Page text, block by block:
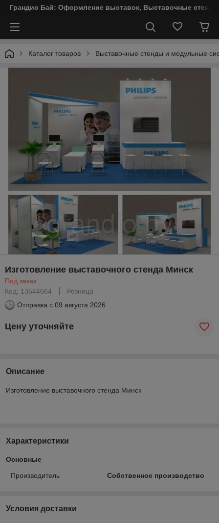
Грандио Бай: Оформление выставок, Выставочные
Каталог товаров Выставочные стенды и модульные
Изготовление выставочного стенда Минск
Под заказ
Код: 13544664
Розница
Отправка с 09 августа 2026
Цену уточняйте
Описание
Изготовление выставочного стенда Минск
Характеристики
Основные
Производитель Собственное производство
Условия доставки